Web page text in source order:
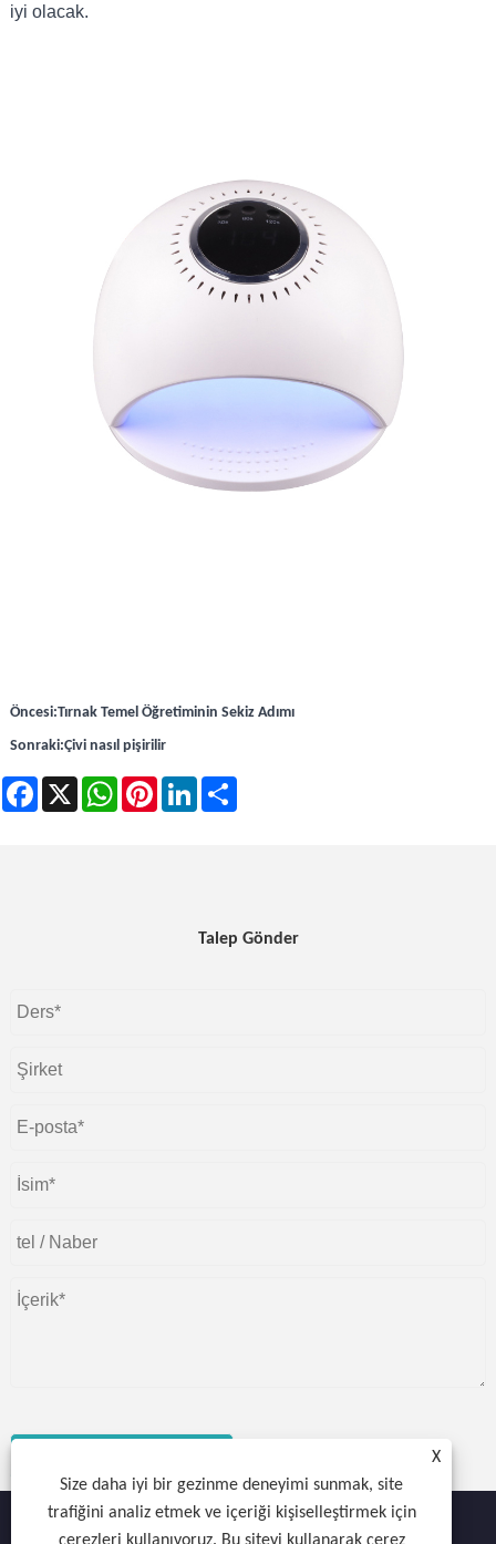
iyi olacak.
Öncesi:Tırnak Temel Öğretiminin Sekiz Adımı
Sonraki:Çivi nasıl pişirilir
Facebook
X WhatsAppPinterestLinkedIn
Talep Gönder
X
Size daha iyi bir gezinme deneyimi sunmak, site
trafiğini analiz etmek ve içeriği kişiselleştirmek için